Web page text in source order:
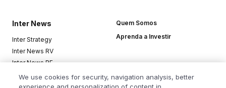
Inter News
Inter Strategy
Inter News RV
Inter News RF
Top Funds
Quem Somos
Aprenda a Investir
We use cookies for security, navigation analysis, better